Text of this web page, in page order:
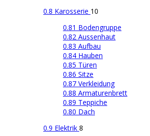
0.8 Karosserie 10
0.81 Bodengruppe
0.82 Aussenhaut
0.83 Aufbau
0.84 Hauben
0.85 Türen
0.86 Sitze
0.87 Verkleidung
0.88 Armaturenbrett
0.89 Teppiche
0.80 Dach
0.9 Elektrik 8